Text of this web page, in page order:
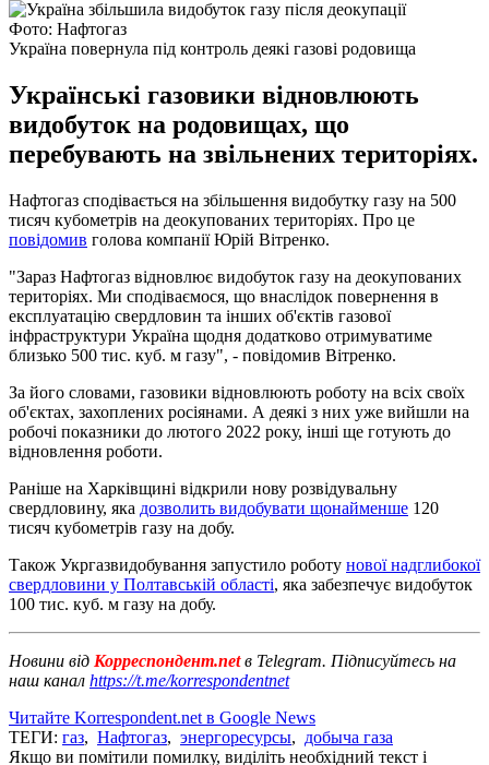
Фото: Нафтогаз
Україна повернула під контроль деякі газові родовища
Українські газовики відновлюють
видобуток на родовищах, що
перебувають на звільнених територіях.
Нафтогаз сподівається на збільшення видобутку газу на 500
тисяч кубометрів на деокупованих територіях. Про це
повідомив голова компанії Юрій Вітренко.
"Зараз Нафтогаз відновлює видобуток газу на деокупованих
територіях. Ми сподіваємося, що внаслідок повернення в
експлуатацію свердловин та інших об'єктів газової
інфраструктури Україна щодня додатково отримуватиме
близько 500 тис. куб. м газу", - повідомив Вітренко.
За його словами, газовики відновлюють роботу на всіх своїх
об'єктах, захоплених росіянами. А деякі з них уже вийшли на
робочі показники до лютого 2022 року, інші ще готують до
відновлення роботи.
Раніше на Харківщині відкрили нову розвідувальну
свердловину, яка дозволить видобувати щонайменше 120
тисяч кубометрів газу на добу.
Також Укргазвидобування запустило роботу нової надглибокої
свердловини у Полтавській області, яка забезпечує видобуток
100 тис. куб. м газу на добу.
Новини від Корреспондент.netв Telegram. Підписуйтесь на
наш канал https://t.me/korrespondentnet
Читайте Korrespondent.net в Google News
ТЕГИ: газ, Нафтогаз, энергоресурсы, добыча газа
Якщо ви помітили помилку, виділіть необхідний текст і